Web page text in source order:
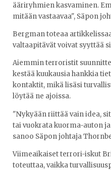
ääriryhmien kasvaminen.
mitään vastaavaa", Säpon
Bergman toteaa
valtaapitävät voivat syyttää
Aiemmin terroristit
kestää kuukausia hankkia
kontaktit, mikä lisäsi
löytää ne ajoissa.
"Nykyään riittää vain idea,
tai vuokrata kuorma-auton
sanoo Säpon johtaja
Viimeaikaiset terrori-iskut
toteuttaa, vaikka